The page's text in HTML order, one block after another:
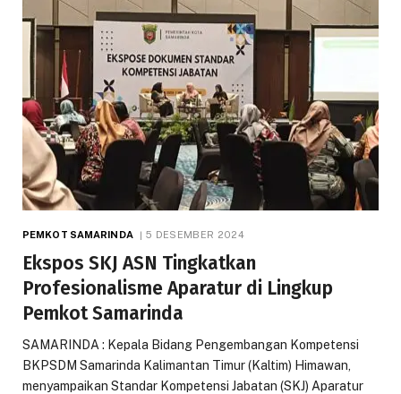
PEMKOT SAMARINDA 5 DESEMBER 2024
Ekspos SKJ ASN Tingkatkan
Profesionalisme Aparatur di Lingkup
Pemkot Samarinda
SAMARINDA : Kepala Bidang Pengembangan Kompetensi
BKPSDM Samarinda Kalimantan Timur (Kaltim) Himawan,
menyampaikan Standar Kompetensi Jabatan (SKJ) Aparatur